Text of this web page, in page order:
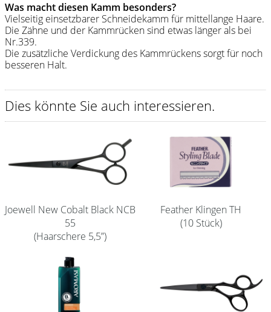
e-kwip
Joewell
Shampoo
Equipment
Service
Produktwissen Scheren
Was macht diesen Kamm besonders?
Vielseitig einsetzbarer Schneidekamm für mittellange Haare.
Die Zähne und der Kammrücken sind etwas länger als bei
Nr.339.
Die zusätzliche Verdickung des Kammrückens sorgt für noch
besseren Halt.
Dies könnte Sie auch interessieren.
Joewell New Cobalt Black NCB
55
(Haarschere 5,5”)
Feather Klingen TH
(10 Stück)